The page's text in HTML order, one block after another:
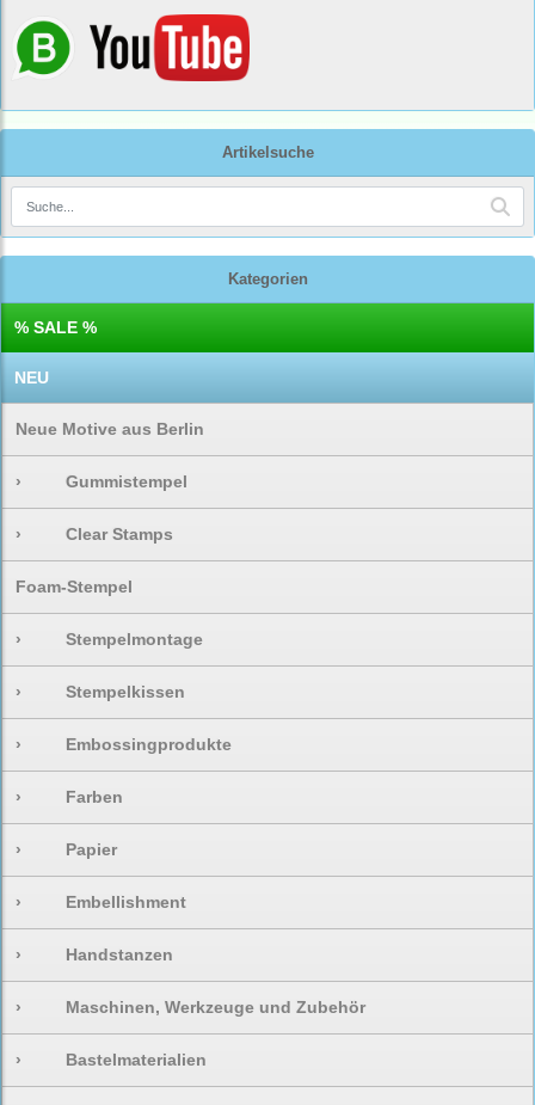
Artikelsuche
Kategorien
% SALE %
NEU
Neue Motive aus Berlin
› Gummistempel
› Clear Stamps
Foam-Stempel
› Stempelmontage
› Stempelkissen
› Embossingprodukte
› Farben
› Papier
› Embellishment
› Handstanzen
› Maschinen, Werkzeuge und Zubehör
› Bastelmaterialien